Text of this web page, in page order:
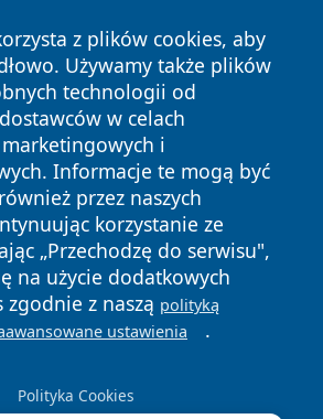
z plików cookies, aby
Używamy także plików
technologii od
w celach
i
Informacje te mogą być
przez naszych
korzystanie ze
„Przechodzę do serwisu",
na użycie dodatkowych
z naszą polityką
ustawienia .
Polityka Cookies
Wszystkie prawa zastrzeżone.
Polityka
Prywatności
Polityka
Cookies